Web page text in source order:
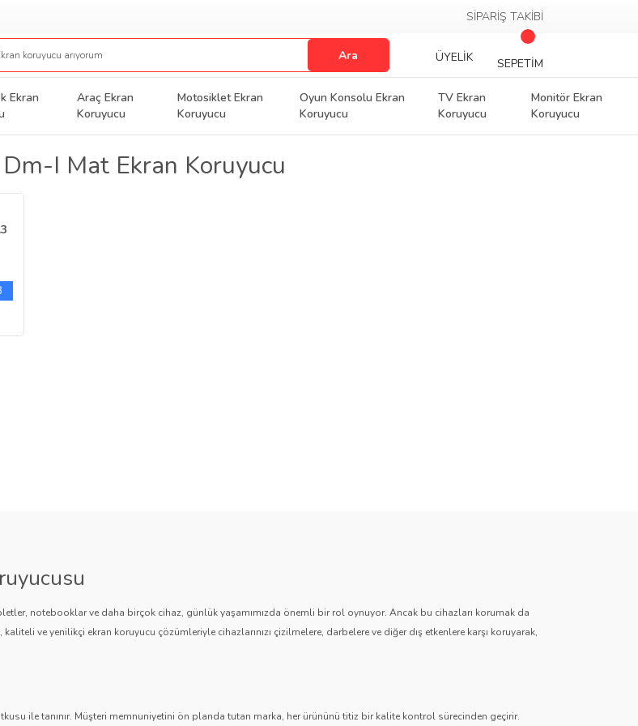
SİPARİŞ TAKİBİ
Ara ÜYELİK SEPETİM
Ekran
Araç Ekran
Koruyucu
Motosiklet Ekran
Koruyucu
Oyun Konsolu Ekran
Koruyucu
TV Ekran
Koruyucu
Monitör Ekran
Koruyucu
I Mat Ekran Koruyucu
notebooklar ve daha birçok cihaz, günlük yaşamımızda önemli bir rol oynuyor. Ancak bu cihazları korumak da
ve yenilikçi ekran koruyucu çözümleriyle cihazlarınızı çizilmelere, darbelere ve diğer dış etkenlere karşı koruyarak,
ile tanınır. Müşteri memnuniyetini ön planda tutan marka, her ürününü titiz bir kalite kontrol sürecinden geçirir.